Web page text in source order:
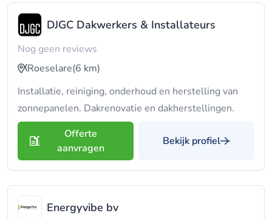
DJGC Dakwerkers & Installateurs
Nog geen reviews
Roeselare(6 km)
Installatie, reiniging, onderhoud en herstelling van
zonnepanelen. Dakrenovatie en dakherstellingen.
Offerte
aanvragen
Bekijk profiel
Energyvibe bv